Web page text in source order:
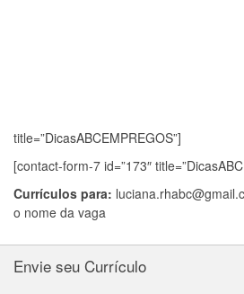
title=”DicasABCEMPREGOS”]
[contact-form-7 id=”173″
Currículos para:
o nome da vaga
Envie seu Currículo